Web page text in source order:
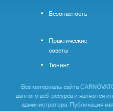
Безопасность
Практические
советы
Тюнинг
Все материалы сайта
данного веб-ресурса и являются
администратора. Публикация